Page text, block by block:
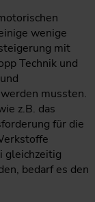
wenige
mit
Technik und
mussten.
z.B. das
für die
gleichzeitig
bedarf es den